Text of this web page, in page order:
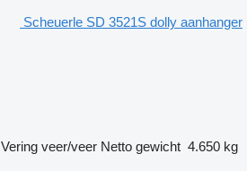
Scheuerle SD 3521S dolly aanhanger
Vering veer/veer Netto gewicht 4.650 kg